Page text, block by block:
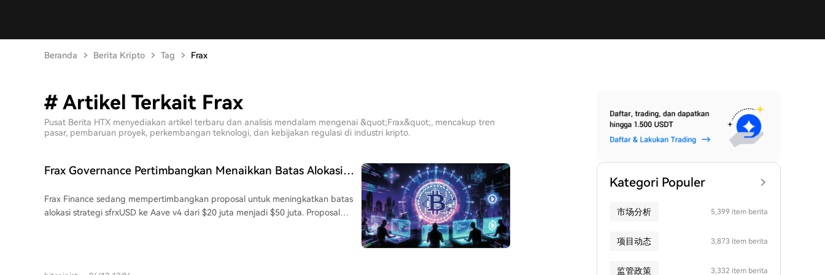
Beranda Berita Kripto Tag Frax
# Artikel Terkait Frax
Pusat Berita HTX menyediakan artikel terbaru dan analisis mendalam mengenai &quot;Frax&quot;, mencakup tren
pasar, pembaruan proyek, perkembangan teknologi, dan kebijakan regulasi di industri kripto.
Frax Governance Pertimbangkan Menaikkan Batas Alokasi
Frax Finance sedang mempertimbangkan proposal untuk meningkatkan batas
alokasi strategi sfrxUSD ke Aave v4 dari $20 juta menjadi $50 juta. Proposal
Kategori Populer
市场分析 5,399 item berita
项目动态 3,873 item berita
监管政策 3,332 item berita